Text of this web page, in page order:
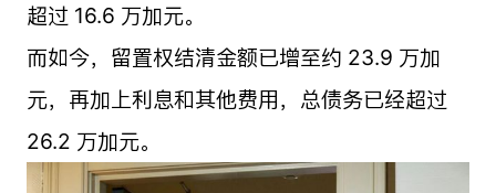
超过 16.6 万加元。
而如今，留置权结清金额已增至约 23.9 万加
元，再加上利息和其他费用，总债务已经超过
26.2 万加元。